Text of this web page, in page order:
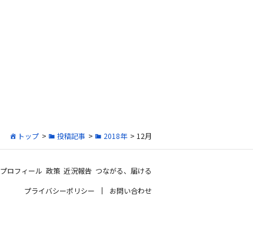
トップ > 投稿記事 > 2018年 > 12月
プロフィール 政策 近況報告 つながる、届ける
プライバシーポリシー
お問い合わせ